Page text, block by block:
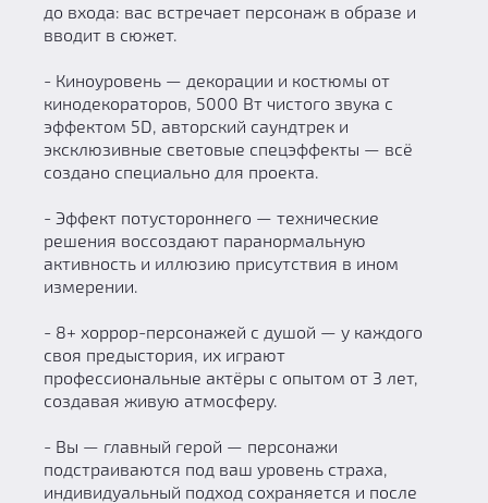
до входа: вас встречает персонаж в образе и
вводит в сюжет.
- Киноуровень — декорации и костюмы от
кинодекораторов, 5000 Вт чистого звука с
эффектом 5D, авторский саундтрек и
эксклюзивные световые спецэффекты — всё
создано специально для проекта.
- Эффект потустороннего — технические
решения воссоздают паранормальную
активность и иллюзию присутствия в ином
измерении.
- 8+ хоррор-персонажей с душой — у каждого
своя предыстория, их играют
профессиональные актёры с опытом от 3 лет,
создавая живую атмосферу.
- Вы — главный герой — персонажи
подстраиваются под ваш уровень страха,
индивидуальный подход сохраняется и после